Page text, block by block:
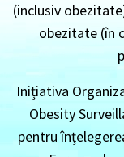
(inclusiv
obezitate (în
Inițiativa
Obesity
pentru